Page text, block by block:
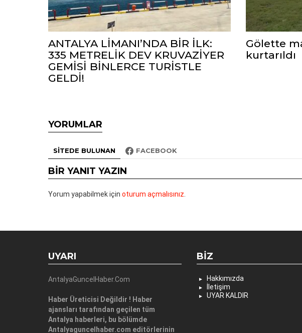
ANTALYA LİMANI’NDA BİR İLK:
335 METRELİK DEV KRUVAZİYER
GEMİSİ BİNLERCE TURİSTLE
GELDİ!
Gölette
kurtarıldı
YORUMLAR
SITEDE BULUNAN FACEBOOK
BIR YANIT YAZIN
Yorum yapabilmek için oturum açmalısınız
UYARI
AntalyaGuncelHaber.Com
Haber Üreticisi Değildir ! Haber
ajansları tarafından geçilen tüm
Antalya haberleri, bu bölümde
Antalyaguncelhaber.com editörlerinin
BIZ
Hakkımızda
İletişim
UYAR KALDIR